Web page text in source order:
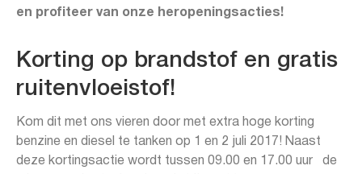
en profiteer van onze heropeningsacties!
Korting op brandstof en gratis
ruitenvloeistof!
Kom dit met ons vieren door met extra hoge korting
benzine en diesel te tanken op 1 en 2 juli 2017! Naast
deze kortingsactie wordt tussen 09.00 en 17.00 uur de